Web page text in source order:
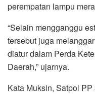
perempatan lampu
“Selain mengganggu
tersebut juga
diatur dalam Perda
Daerah,” ujarnya.
Kata Muksin, Satpol